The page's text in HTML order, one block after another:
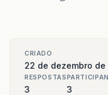
CRIADO
22 de dezembro
RESPOSTAS
3 3